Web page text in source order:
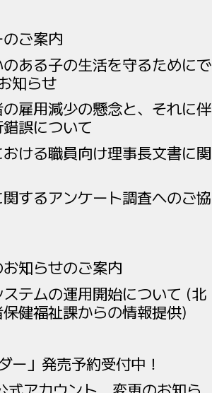
ご案内
ある子の生活を守るためにで
知らせ
雇用減少の懸念と、それに伴
誤について
ける職員向け理事長文書に関
するアンケート調査へのご協
知らせのご案内
テムの運用開始について (北
健福祉課からの情報提供)
ー」発売予約受付中！